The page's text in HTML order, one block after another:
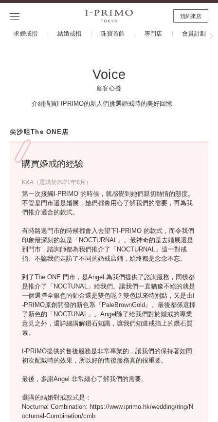
預約來店
求婚戒指 結婚戒指 珠寶首飾 專門店 會員計劃
Voice
顧客心聲
介紹購買I-IPRIMO的新人們挑選婚戒時的美好回憶
尖沙咀The ONE店
購買婚戒的經驗
K&A（選購於2021年6月）
第一次接觸I-PRIMO 的時候，就感覺到她們親切熱情的態度。
不管是門市還是婚展，她們都會用心了解我們的需要，再為我
們推介適合的款式。
有時路過門市的時候都會入去望下I-PRIMO 的款式，而令我們
印象最深刻的就是「NOCTURNAL」。最神奇的是去婚展還是
到門市，諮詢師都為我們推介了「NOCTURNAL」這一對戒
指。不論我們走訪了不同的婚戒店鋪，始終都是念念不忘。
到了The ONE 門市，是Angel 為我們提供了諮詢服務，同樣都
是推介了「NOCTUNAL」給我們。讓我們一直猶豫不絕的就是
一個選擇全銀色的鉑金還是雙色呢？雙色以來特別點，又是由I
-PRIMO原創開發的新色系『PaleBrownGold』。最後都係選擇
了新色的「NOCTUNAL」。Angel除了給我們對於婚戒的專業
意見之外，還詳細講解鑽石知識，讓我們知道戒指上的鑽石質
素。
I-PRIMO提供的售後服務是非常專業的，讓我們的保持著如同
初次配戴時的效果，所以好的售後服務真的很重要。
最後，多謝Angel 非常細心了解我們的需要。
選購的結婚對戒款式是：
Nocturnal Combination: https://www.iprimo.hk/wedding/ring/N
octurnal-Combination/cmb